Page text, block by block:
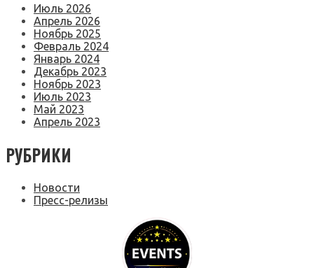
Июль 2026
Апрель 2026
Ноябрь 2025
Февраль 2024
Январь 2024
Декабрь 2023
Ноябрь 2023
Июль 2023
Май 2023
Апрель 2023
РУБРИКИ
Новости
Пресс-релизы